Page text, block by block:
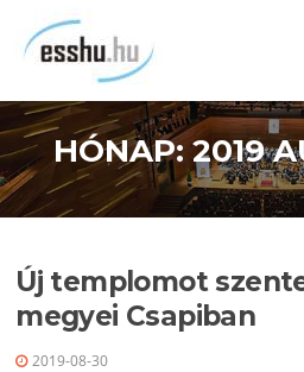
tartalomra
HÓNAP:2019
Új templomot
megyei Csapiban
2019-08-30